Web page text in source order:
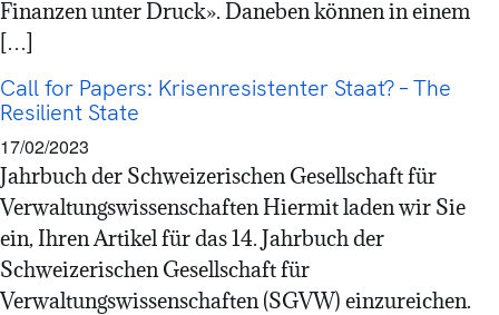
Finanzen unter Druck». Daneben können in einem
[…]
Call for Papers: Krisenresistenter Staat? – The
Resilient State
17/02/2023
Jahrbuch der Schweizerischen Gesellschaft für
Verwaltungswissenschaften Hiermit laden wir Sie
ein, Ihren Artikel für das 14. Jahrbuch der
Schweizerischen Gesellschaft für
Verwaltungswissenschaften (SGVW) einzureichen.